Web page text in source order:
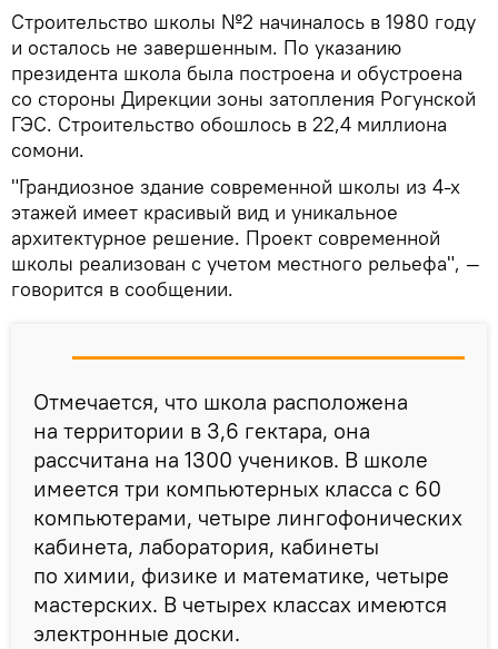
Строительство школы №2 начиналось в 1980 году
и осталось не завершенным. По указанию
президента школа была построена и обустроена
со стороны Дирекции зоны затопления Рогунской
ГЭС. Строительство обошлось в 22,4 миллиона
сомони.
"Грандиозное здание современной школы из 4-х
этажей имеет красивый вид и уникальное
архитектурное решение. Проект современной
школы реализован с учетом местного рельефа", —
говорится в сообщении.
Отмечается, что школа расположена
на территории в 3,6 гектара, она
рассчитана на 1300 учеников. В школе
имеется три компьютерных класса с 60
компьютерами, четыре лингофонических
кабинета, лаборатория, кабинеты
по химии, физике и математике, четыре
мастерских. В четырех классах имеются
электронные доски.